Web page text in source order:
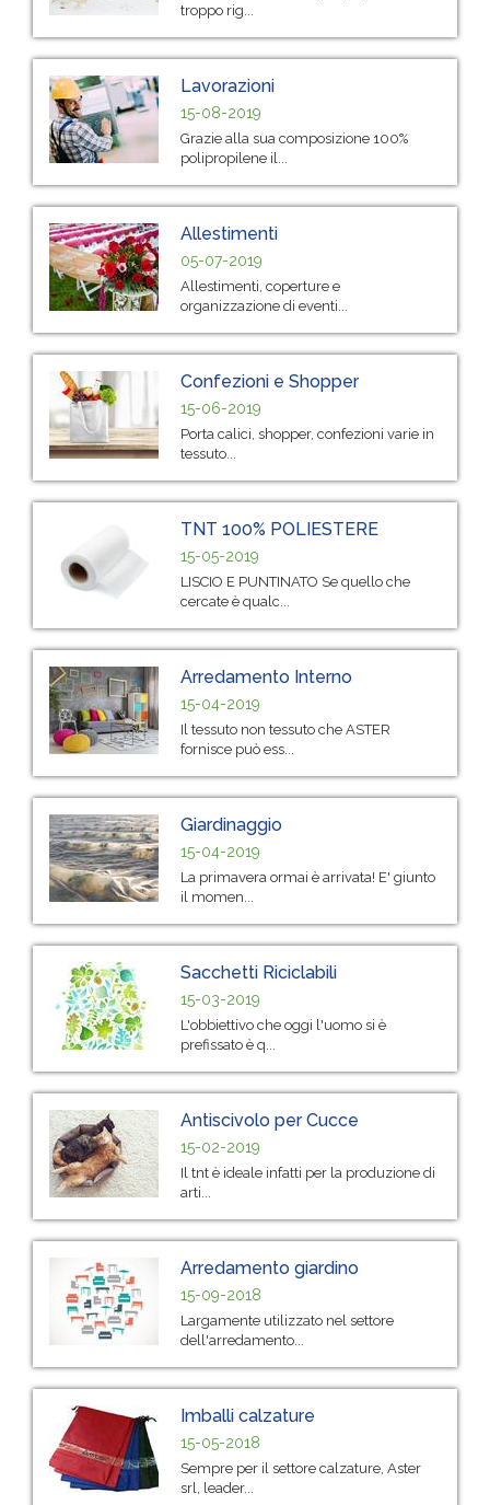
troppo rig...
Lavorazioni
15-08-2019
Grazie alla sua composizione 100%
polipropilene il...
Allestimenti
05-07-2019
Allestimenti, coperture e
organizzazione di eventi...
Confezioni e Shopper
15-06-2019
Porta calici, shopper, confezioni varie in
tessuto...
TNT 100% POLIESTERE
15-05-2019
LISCIO E PUNTINATO Se quello che
cercate è qualc...
Arredamento Interno
15-04-2019
Il tessuto non tessuto che ASTER
fornisce può ess...
Giardinaggio
15-04-2019
La primavera ormai è arrivata! E' giunto
il momen...
Sacchetti Riciclabili
15-03-2019
L'obbiettivo che oggi l'uomo si è
prefissato è q...
Antiscivolo per Cucce
15-02-2019
Il tnt è ideale infatti per la produzione di
arti...
Arredamento giardino
15-09-2018
Largamente utilizzato nel settore
dell'arredamento...
Imballi calzature
15-05-2018
Sempre per il settore calzature, Aster
srl, leader...